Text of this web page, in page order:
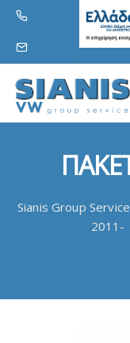
Sianis Group Service
2011-